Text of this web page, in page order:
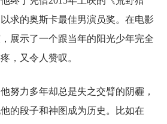
求的奥斯卡最佳男演员奖。在电影
展示了一个跟当年的阳光少年完全
，又令人赞叹。
努力多年却总是失之交臂的阴霾，
的段子和神图成为历史。比如在